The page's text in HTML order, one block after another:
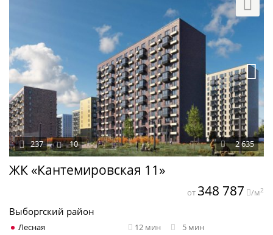
ЖК «Кантемировская 11»
2 635
237 10
Выборгский район
Лесная 12 мин
5 мин
от 348 787 /м2